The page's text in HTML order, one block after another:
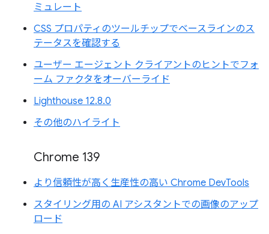
ミュレート
CSS プロパティのツールチップでベースラインのス
テータスを確認する
ユーザー エージェント クライアントのヒントでフォ
ーム ファクタをオーバーライド
Lighthouse 12.8.0
その他のハイライト
Chrome 139
より信頼性が高く生産性の高い Chrome DevTools
スタイリング用の AI アシスタントでの画像のアップ
ロード